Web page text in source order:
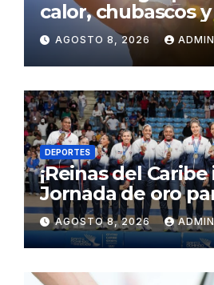
calor, chubascos
concentración de
Sahara para este
AGOSTO 8, 2026 ADMIN
DEPORTES
¡Reinas del
Jornada de oro
AGOSTO 8, 2026 ADMIN